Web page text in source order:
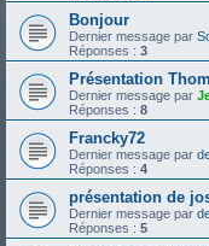
Bonjour
Dernier message par
Réponses : 3
Présentation
Dernier message par
Réponses : 8
Francky72
Dernier message par
Réponses : 4
présentation de
Dernier message par
Réponses : 5